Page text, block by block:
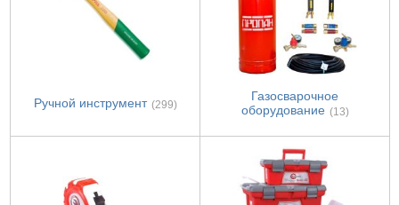
Ручной инструмент (299)
Газосварочное
оборудование (13)